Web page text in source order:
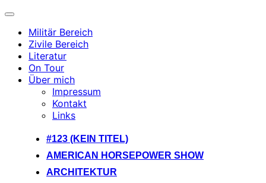
Navigation
umschalten
Militär Bereich
Zivile Bereich
Literatur
On Tour
Über mich
Impressum
Kontakt
Links
springen
#123 (KEIN TITEL)
AMERICAN HORSEPOWER SHOW
ARCHITEKTUR